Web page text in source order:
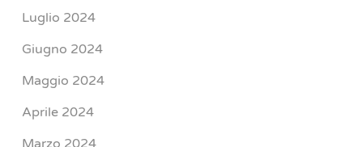
Luglio 2024
Giugno 2024
Maggio 2024
Aprile 2024
Marzo 2024